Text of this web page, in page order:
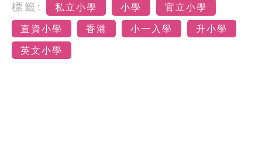
標籤: 私立小學 小學
官立小學
直資小學
香港 小一入學
升小學
英文小學